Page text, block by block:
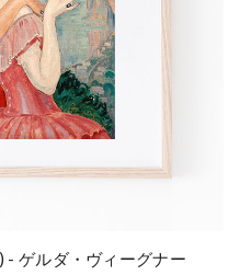
- ゲルダ・ヴィーグナー